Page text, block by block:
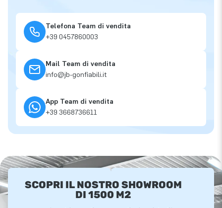
Telefona Team di vendita
+39 0457860003
Mail Team di vendita
info@jb-gonfiabili.it
App Team di vendita
+39 3668736611
SCOPRI IL NOSTRO SHOWROOM
DI 1500 M2